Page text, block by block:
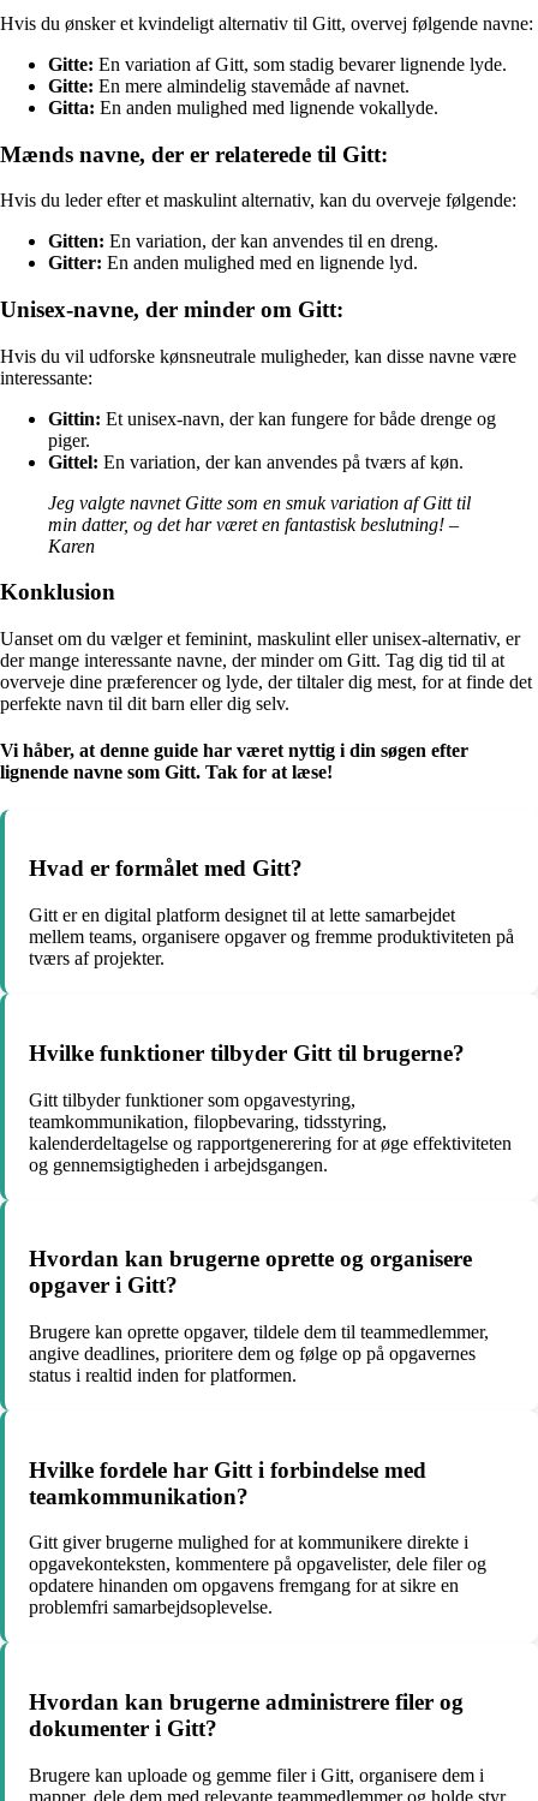
Hvis du ønsker et kvindeligt alternativ til Gitt, overvej følgende navne:
Gitte: En variation af Gitt, som stadig bevarer lignende lyde.
Gitte: En mere almindelig stavemåde af navnet.
Gitta: En anden mulighed med lignende vokallyde.
Mænds navne, der er relaterede til Gitt:
Hvis du leder efter et maskulint alternativ, kan du overveje følgende:
Gitten: En variation, der kan anvendes til en dreng.
Gitter: En anden mulighed med en lignende lyd.
Unisex-navne, der minder om Gitt:
Hvis du vil udforske kønsneutrale muligheder, kan disse navne være
interessante:
Gittin: Et unisex-navn, der kan fungere for både drenge og
piger.
Gittel: En variation, der kan anvendes på tværs af køn.
Jeg valgte navnet Gitte som en smuk variation af Gitt til
min datter, og det har været en fantastisk beslutning! –
Karen
Konklusion
Uanset om du vælger et feminint, maskulint eller unisex-alternativ, er
der mange interessante navne, der minder om Gitt. Tag dig tid til at
overveje dine præferencer og lyde, der tiltaler dig mest, for at finde det
perfekte navn til dit barn eller dig selv.
Vi håber, at denne guide har været nyttig i din søgen efter
lignende navne som Gitt. Tak for at læse!
Hvad er formålet med Gitt?
Gitt er en digital platform designet til at lette samarbejdet
mellem teams, organisere opgaver og fremme produktiviteten på
tværs af projekter.
Hvilke funktioner tilbyder Gitt til brugerne?
Gitt tilbyder funktioner som opgavestyring,
teamkommunikation, filopbevaring, tidsstyring,
kalenderdeltagelse og rapportgenerering for at øge effektiviteten
og gennemsigtigheden i arbejdsgangen.
Hvordan kan brugerne oprette og organisere
opgaver i Gitt?
Brugere kan oprette opgaver, tildele dem til teammedlemmer,
angive deadlines, prioritere dem og følge op på opgavernes
status i realtid inden for platformen.
Hvilke fordele har Gitt i forbindelse med
teamkommunikation?
Gitt giver brugerne mulighed for at kommunikere direkte i
opgavekonteksten, kommentere på opgavelister, dele filer og
opdatere hinanden om opgavens fremgang for at sikre en
problemfri samarbejdsoplevelse.
Hvordan kan brugerne administrere filer og
dokumenter i Gitt?
Brugere kan uploade og gemme filer i Gitt, organisere dem i
mapper, dele dem med relevante teammedlemmer og holde styr